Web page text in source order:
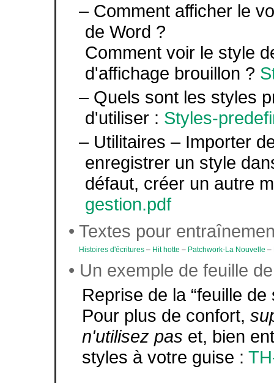
– Comment afficher le
de Word ?
Comment voir le style
d'affichage brouillon ?
– Quels sont les styles
d'utiliser : Styles-
– Utilitaires – Importer
enregistrer un style
défaut, créer un autre
gestion.pdf
• Textes pour
Histoires d'écritures– Hit hotte – Patchwork-La Nouvelle –
• Un exemple de feuille
Reprise de la “feuille
Pour plus de confort,
n'utilisez pas et, bien
styles à votre guise :